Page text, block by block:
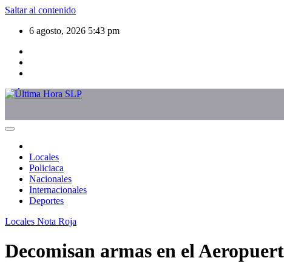
Saltar al contenido
6 agosto, 2026 5:43 pm
Locales
Policiaca
Nacionales
Internacionales
Deportes
Locales Nota Roja
Decomisan armas en el